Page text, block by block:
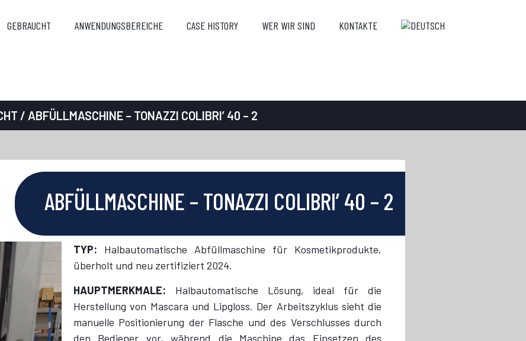
GEBRAUCHT ANWENDUNGSBEREICHE CASE HISTORY WER WIR SIND KONTAKTE
/ ABFÜLLMASCHINE – TONAZZI COLIBRI’ 40 – 2
ABFÜLLMASCHINE – TONAZZI COLIBRI’ 40 – 2
TYP: Halbautomatische Abfüllmaschine für Kosmetikprodukte,
überholt und neu zertifiziert 2024.
HAUPTMERKMALE: Halbautomatische Lösung, ideal für die
Herstellung von Mascara und Lipgloss. Der Arbeitszyklus sieht die
manuelle Positionierung der Flasche und des Verschlusses durch
den Bediener vor, während die Maschine das Einsetzen des